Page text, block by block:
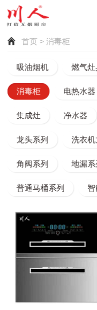
首页 > 消毒柜
吸油烟机 燃气灶
消毒柜 电热水器
集成灶 净水器
龙头系列 洗衣
角阀系列 地漏系
普通马桶系列 智